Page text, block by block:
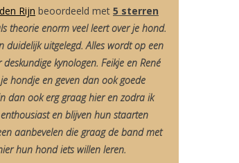
Rijn beoordeeld met 5 sterren
theorie enorm veel leert over je hond.
duidelijk uitgelegd. Alles wordt op een
kynologen. Feikje en René
hondje en geven dan ook goede
dan ook erg graag hier en zodra ik
en blijven hun staarten
aanbevelen die graag de band met
hun hond iets willen leren.